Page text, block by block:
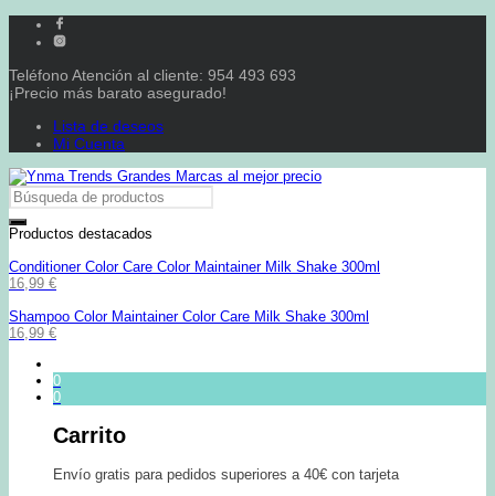
Teléfono Atención al cliente: 954 493 693
¡Precio más barato asegurado!
Lista de deseos
Mi Cuenta
Productos destacados
Conditioner Color Care Color Maintainer Milk Shake 300ml
16,99 €
Shampoo Color Maintainer Color Care Milk Shake 300ml
16,99 €
0
0
Carrito
Envío gratis para pedidos superiores a 40€ con tarjeta